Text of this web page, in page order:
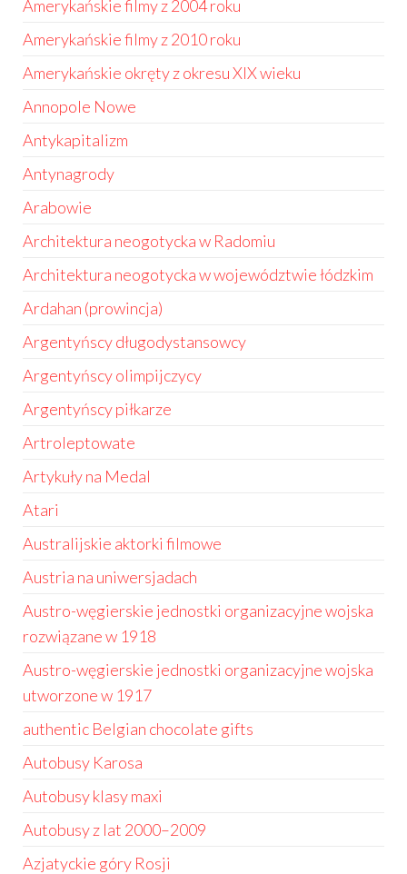
Amerykańskie filmy z 2004 roku
Amerykańskie filmy z 2010 roku
Amerykańskie okręty z okresu XIX wieku
Annopole Nowe
Antykapitalizm
Antynagrody
Arabowie
Architektura neogotycka w Radomiu
Architektura neogotycka w województwie łódzkim
Ardahan (prowincja)
Argentyńscy długodystansowcy
Argentyńscy olimpijczycy
Argentyńscy piłkarze
Artroleptowate
Artykuły na Medal
Atari
Australijskie aktorki filmowe
Austria na uniwersjadach
Austro-węgierskie jednostki organizacyjne wojska
rozwiązane w 1918
Austro-węgierskie jednostki organizacyjne wojska
utworzone w 1917
authentic Belgian chocolate gifts
Autobusy Karosa
Autobusy klasy maxi
Autobusy z lat 2000–2009
Azjatyckie góry Rosji